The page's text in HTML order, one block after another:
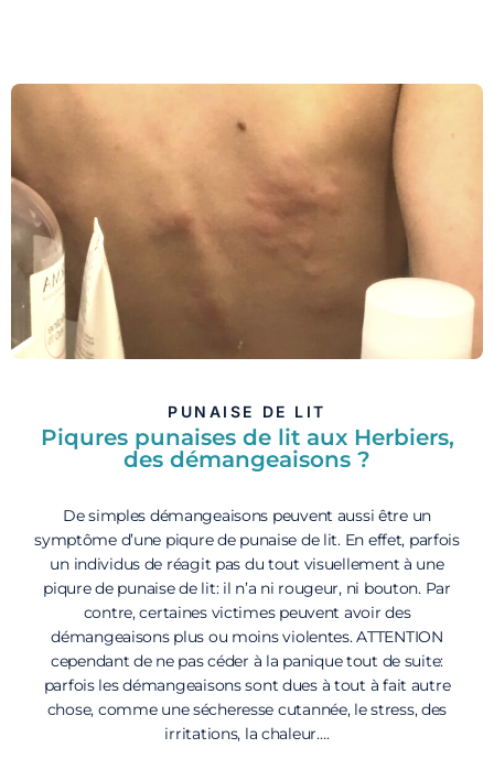
PUNAISE DE LIT
Piqures punaises de lit aux Herbiers,
des démangeaisons ?
De simples démangeaisons peuvent aussi être un
symptôme d’une piqure de punaise de lit. En effet, parfois
un individus de réagit pas du tout visuellement à une
piqure de punaise de lit: il n’a ni rougeur, ni bouton. Par
contre, certaines victimes peuvent avoir des
démangeaisons plus ou moins violentes. ATTENTION
cependant de ne pas céder à la panique tout de suite:
parfois les démangeaisons sont dues à tout à fait autre
chose, comme une sécheresse cutannée, le stress, des
irritations, la chaleur….